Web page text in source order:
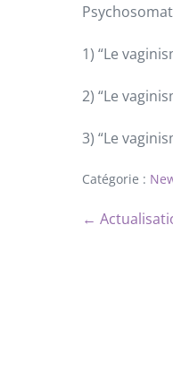
1) “Le
2) “Le
3) “Le
Catégorie :
←